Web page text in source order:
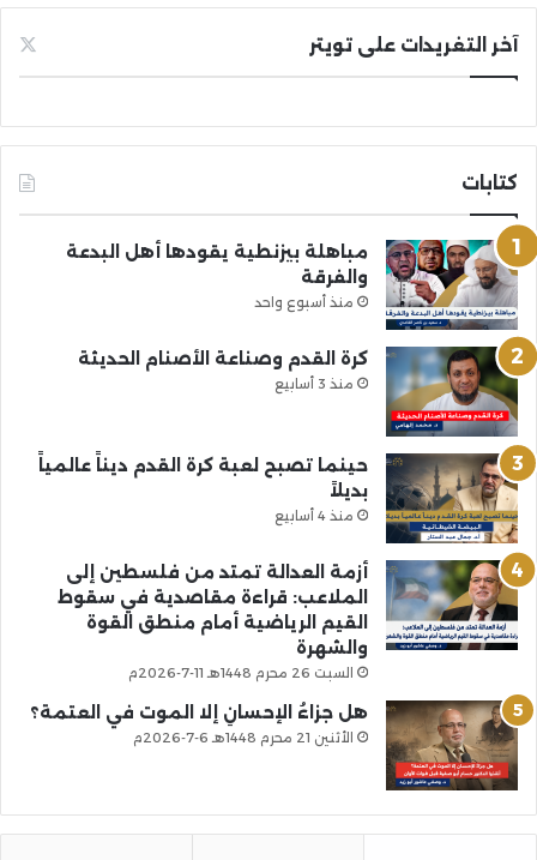
آخر التغريدات على تويتر
كتابات
مباهلة بيزنطية يقودها أهل البدعة
والفرقة
منذ أسبوع واحد
كرة القدم وصناعة الأصنام الحديثة
منذ 3 أسابيع
حينما تصبح لعبة كرة القدم ديناً عالمياً
بديلاً
منذ 4 أسابيع
أزمة العدالة تمتد من فلسطين إلى
الملاعب: قراءة مقاصدية في سقوط
القيم الرياضية أمام منطق القوة
والشهرة
السبت 26 محرم 1448هـ 11-7-2026م
هل جزاءُ الإحسانِ إلا الموت في العتمة؟
الأثنين 21 محرم 1448هـ 6-7-2026م